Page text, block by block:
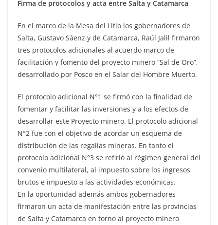
Firma de protocolos y acta entre Salta y Catamarca
En el marco de la Mesa del Litio los gobernadores de
Salta, Gustavo Sáenz y de Catamarca, Raúl Jalil firmaron
tres protocolos adicionales al acuerdo marco de
facilitación y fomento del proyecto minero “Sal de Oro”,
desarrollado por Posco en el Salar del Hombre Muerto.
El protocolo adicional N°1 se firmó con la finalidad de
fomentar y facilitar las inversiones y a los efectos de
desarrollar este Proyecto minero. El protocolo adicional
N°2 fue con el objetivo de acordar un esquema de
distribución de las regalías mineras. En tanto el
protocolo adicional N°3 se refirió al régimen general del
convenio multilateral, al impuesto sobre los ingresos
brutos e impuesto a las actividades económicas.
En la oportunidad además ambos gobernadores
firmaron un acta de manifestación entre las provincias
de Salta y Catamarca en torno al proyecto minero